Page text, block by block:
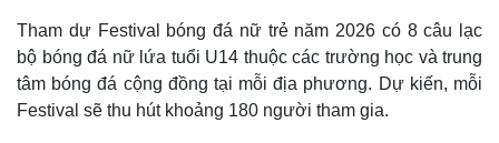
Cuộc sống đó đây
Hồ sơ
Ảnh
E-Magazine
Infographic
Tham dự Festival bóng đá nữ trẻ năm 2026 có 8 câu lạc
bộ bóng đá nữ lứa tuổi U14 thuộc các trường học và trung
tâm bóng đá cộng đồng tại mỗi địa phương. Dự kiến, mỗi
Festival sẽ thu hút khoảng 180 người tham gia.